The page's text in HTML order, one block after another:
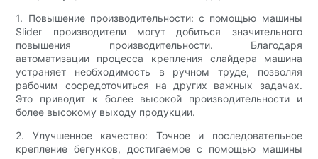
1. Повышение производительности: с помощью машины
Slider производители могут добиться значительного
повышения производительности. Благодаря
автоматизации процесса крепления слайдера машина
устраняет необходимость в ручном труде, позволяя
рабочим сосредоточиться на других важных задачах.
Это приводит к более высокой производительности и
более высокому выходу продукции.
2. Улучшенное качество: Точное и последовательное
крепление бегунков, достигаемое с помощью машины